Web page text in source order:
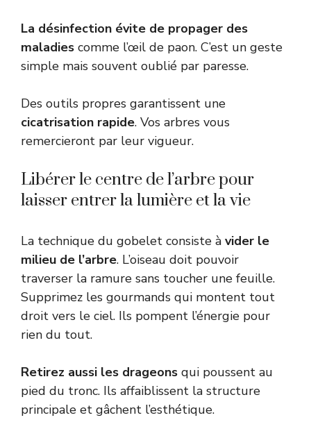
La désinfection évite de propager des
maladies comme l’œil de paon. C’est un geste
simple mais souvent oublié par paresse.
Des outils propres garantissent une
cicatrisation rapide. Vos arbres vous
remercieront par leur vigueur.
Libérer le centre de l’arbre pour
laisser entrer la lumière et la vie
La technique du gobelet consiste à vider le
milieu de l’arbre. L’oiseau doit pouvoir
traverser la ramure sans toucher une feuille.
Supprimez les gourmands qui montent tout
droit vers le ciel. Ils pompent l’énergie pour
rien du tout.
Retirez aussi les drageons qui poussent au
pied du tronc. Ils affaiblissent la structure
principale et gâchent l’esthétique.